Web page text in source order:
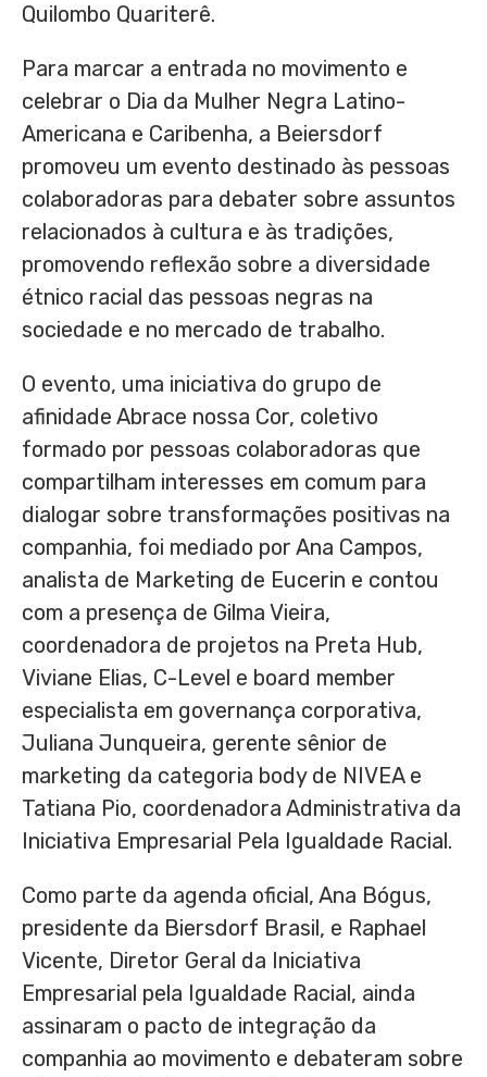
Quilombo Quariterê.
Para marcar a entrada no movimento e
celebrar o Dia da Mulher Negra Latino-
Americana e Caribenha, a Beiersdorf
promoveu um evento destinado às pessoas
colaboradoras para debater sobre assuntos
relacionados à cultura e às tradições,
promovendo reflexão sobre a diversidade
étnico racial das pessoas negras na
sociedade e no mercado de trabalho.
O evento, uma iniciativa do grupo de
afinidade Abrace nossa Cor, coletivo
formado por pessoas colaboradoras que
compartilham interesses em comum para
dialogar sobre transformações positivas na
companhia, foi mediado por Ana Campos,
analista de Marketing de Eucerin e contou
com a presença de Gilma Vieira,
coordenadora de projetos na Preta Hub,
Viviane Elias, C-Level e board member
especialista em governança corporativa,
Juliana Junqueira, gerente sênior de
marketing da categoria body de NIVEA e
Tatiana Pio, coordenadora Administrativa da
Iniciativa Empresarial Pela Igualdade Racial.
Como parte da agenda oficial, Ana Bógus,
presidente da Biersdorf Brasil, e Raphael
Vicente, Diretor Geral da Iniciativa
Empresarial pela Igualdade Racial, ainda
assinaram o pacto de integração da
companhia ao movimento e debateram sobre